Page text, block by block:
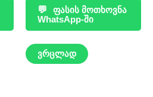
💬
ფასის მოთხოვნა
WhatsApp-ში
ვრცლად